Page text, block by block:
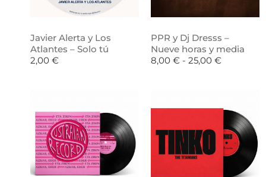
Javier Alerta y Los
Atlantes – Solo tú
2,00 €
PPR y Dj Dresss –
Nueve horas y media
8,00 € - 25,00 €